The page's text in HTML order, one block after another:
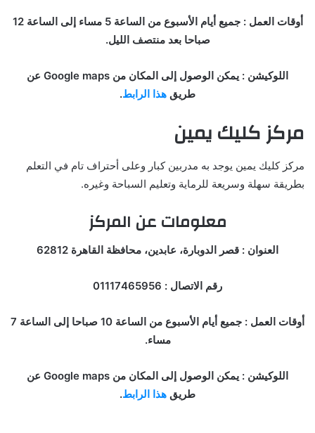
أوقات العمل : جميع أيام الأسبوع من الساعة 5 مساء إلى الساعة 12
صباحا بعد منتصف الليل.
اللوكيشن : يمكن الوصول إلى المكان من Google maps عن
طريق هذا الرابط.
مركز كليك يمين
مركز كليك يمين يوجد به مدربين كبار وعلى أحتراف تام في التعلم
بطريقة سهلة وسريعة للرماية وتعليم السباحة وغيره.
معلومات عن المركز
العنوان : قصر الدوبارة، عابدين، محافظة القاهرة 62812
رقم الاتصال : 01117465956
أوقات العمل : جميع أيام الأسبوع من الساعة 10 صباحا إلى الساعة 7
مساء.
اللوكيشن : يمكن الوصول إلى المكان من Google maps عن
طريق هذا الرابط.